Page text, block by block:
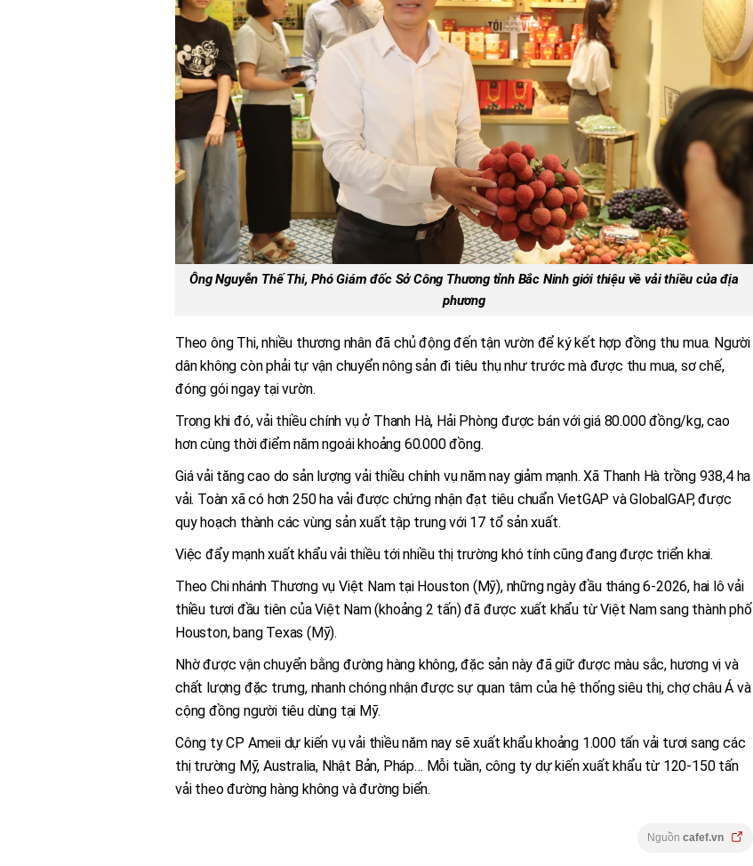
Ông Nguyễn Thế Thi, Phó Giám đốc Sở Công Thương tỉnh Bắc Ninh giới thiệu về vải thiều của địa
phương
Theo ông Thi, nhiều thương nhân đã chủ động đến tận vườn để ký kết hợp đồng thu mua. Người
dân không còn phải tự vận chuyển nông sản đi tiêu thụ như trước mà được thu mua, sơ chế,
đóng gói ngay tại vườn.
Trong khi đó, vải thiều chính vụ ở Thanh Hà, Hải Phòng được bán với giá 80.000 đồng/kg, cao
hơn cùng thời điểm năm ngoái khoảng 60.000 đồng.
Giá vải tăng cao do sản lượng vải thiều chính vụ năm nay giảm mạnh. Xã Thanh Hà trồng 938,4 ha
vải. Toàn xã có hơn 250 ha vải được chứng nhận đạt tiêu chuẩn VietGAP và GlobalGAP, được
quy hoạch thành các vùng sản xuất tập trung với 17 tổ sản xuất.
Việc đẩy mạnh xuất khẩu vải thiều tới nhiều thị trường khó tính cũng đang được triển khai.
Theo Chi nhánh Thương vụ Việt Nam tại Houston (Mỹ), những ngày đầu tháng 6-2026, hai lô vải
thiều tươi đầu tiên của Việt Nam (khoảng 2 tấn) đã được xuất khẩu từ Việt Nam sang thành phố
Houston, bang Texas (Mỹ).
Nhờ được vận chuyển bằng đường hàng không, đặc sản này đã giữ được màu sắc, hương vị và
chất lượng đặc trưng, nhanh chóng nhận được sự quan tâm của hệ thống siêu thị, chợ châu Á và
cộng đồng người tiêu dùng tại Mỹ.
Công ty CP Ameii dự kiến vụ vải thiều năm nay sẽ xuất khẩu khoảng 1.000 tấn vải tươi sang các
thị trường Mỹ, Australia, Nhật Bản, Pháp… Mỗi tuần, công ty dự kiến xuất khẩu từ 120-150 tấn
vải theo đường hàng không và đường biển.
Nguồn cafef.vn